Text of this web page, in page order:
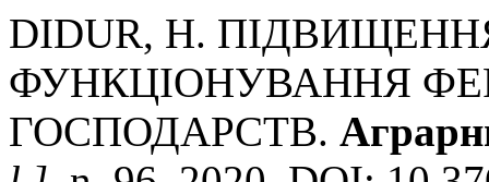
DIDUR, H.
ФУНКЦІОНУВАННЯ
ГОСПОДАРСТВ.